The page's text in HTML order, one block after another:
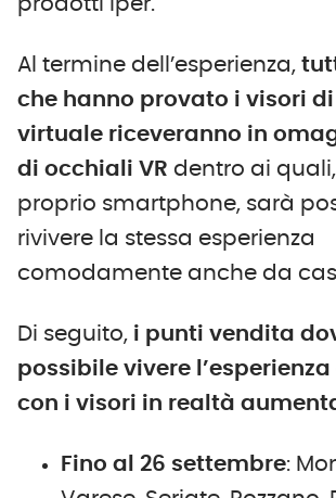
prodotti Iper.
Al termine dell’esperienza,
che hanno provato i visori
virtuale riceveranno in
di occhiali VR dentro ai
proprio smartphone, sarà
rivivere la stessa esperienza
comodamente anche da
Di seguito, i punti vendita
possibile vivere
con i visori in realtà
Fino al 26 settembre: